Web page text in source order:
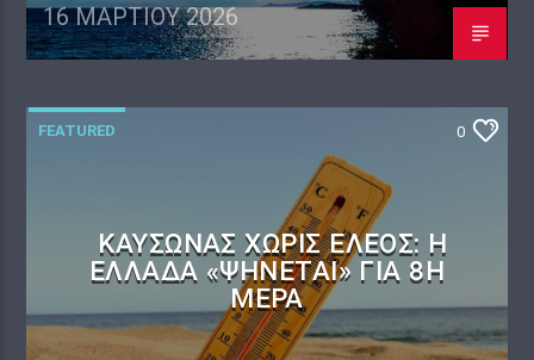
16 ΜΑΡΤΊΟΥ 2026
FEATURED 0
ΚΑΎΣΩΝΑΣ ΧΩΡΊΣ ΈΛΕΟΣ: Η
ΕΛΛΆΔΑ «ΨΉΝΕΤΑΙ» ΓΙΑ 8Η
ΜΈΡΑ